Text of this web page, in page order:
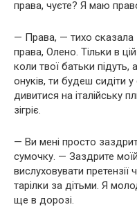
права, чуєте? Я маю
— Права, — тихо
права, Олено. Тільки в
коли твої батьки
онуків, ти будеш сидіти у
дивитися на італійську
зігріє.
— Ви мені просто
сумочку. — Заздрите
вислуховувати
тарілки за дітьми. Я
ще в дорозі.